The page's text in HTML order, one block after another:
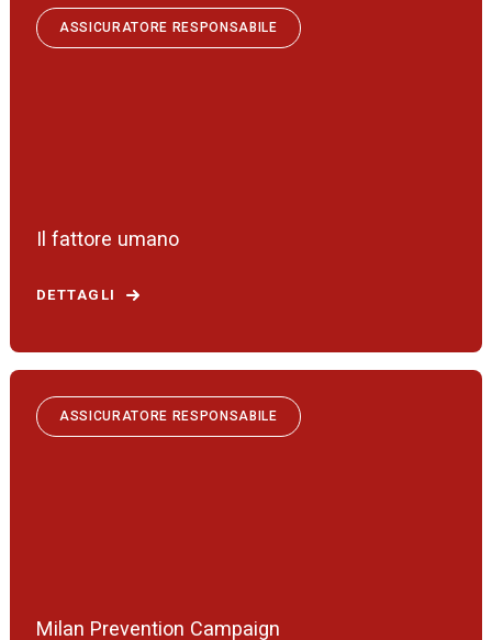
ASSICURATORE RESPONSABILE
Il fattore umano
DETTAGLI
ASSICURATORE RESPONSABILE
Milan Prevention Campaign